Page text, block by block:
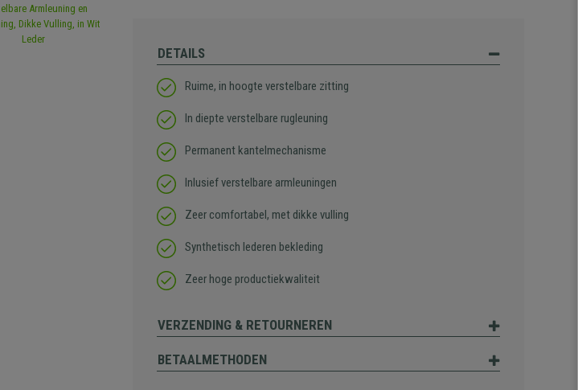
DETAILS
Ruime, in hoogte verstelbare zitting
In diepte verstelbare rugleuning
Permanent kantelmechanisme
Inlusief verstelbare armleuningen
Zeer comfortabel, met dikke vulling
Synthetisch lederen bekleding
Zeer hoge productiekwaliteit
VERZENDING & RETOURNEREN
BETAALMETHODEN